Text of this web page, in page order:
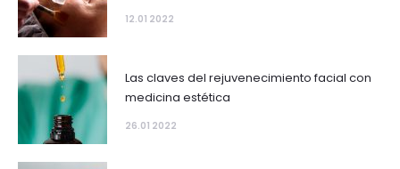
12.01 2022
Las claves del rejuvenecimiento facial con
medicina estética
26.01 2022